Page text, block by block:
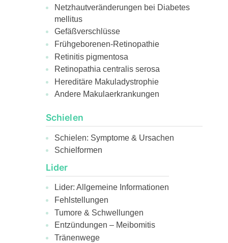
Netzhautveränderungen bei Diabetes
mellitus
Gefäßverschlüsse
Frühgeborenen-Retinopathie
Retinitis pigmentosa
Retinopathia centralis serosa
Hereditäre Makuladystrophie
Andere Makulaerkrankungen
Schielen
Schielen: Symptome & Ursachen
Schielformen
Lider
Lider: Allgemeine Informationen
Fehlstellungen
Tumore & Schwellungen
Entzündungen – Meibomitis
Tränenwege